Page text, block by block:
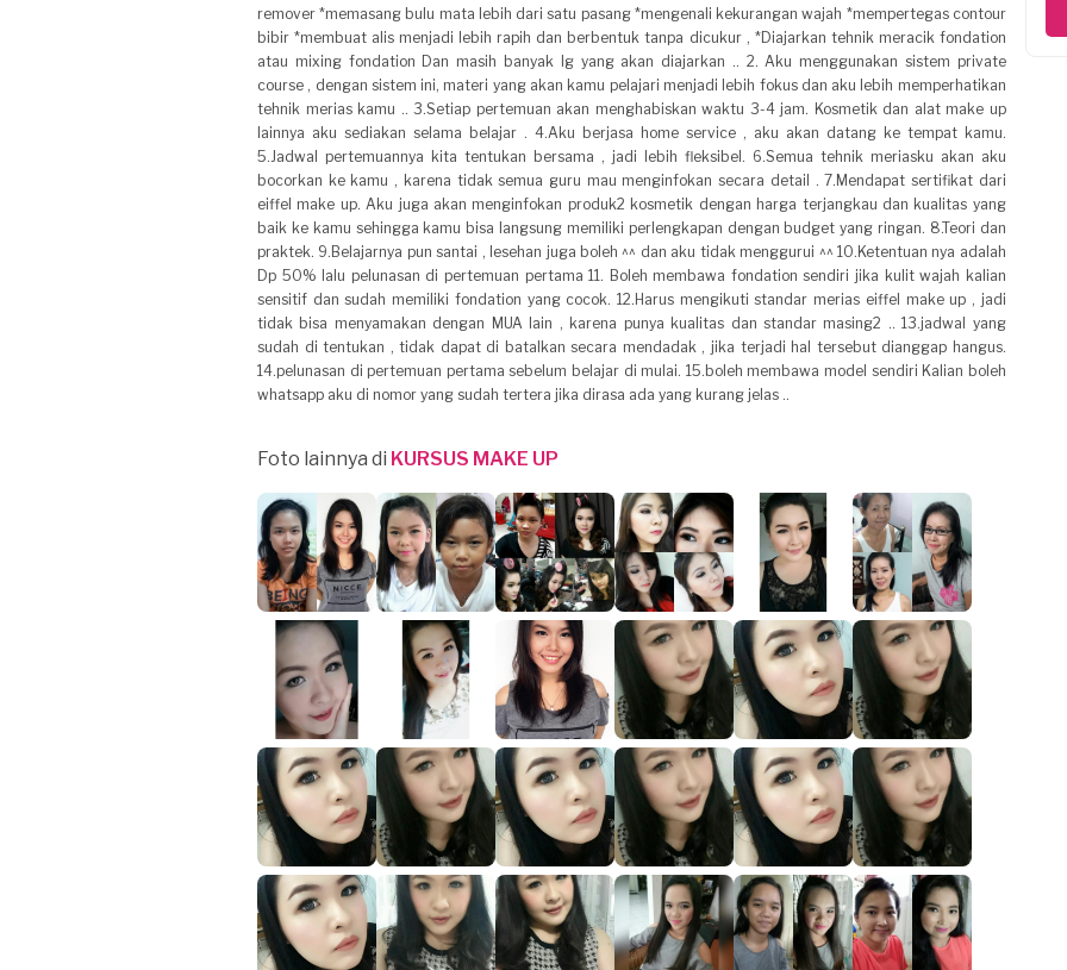
remover *memasang bulu mata lebih dari satu pasang *mengenali kekurangan wajah *mempertegas contour
bibir *membuat alis menjadi lebih rapih dan berbentuk tanpa dicukur , *Diajarkan tehnik meracik fondation
atau mixing fondation Dan masih banyak lg yang akan diajarkan .. 2. Aku menggunakan sistem private
course , dengan sistem ini, materi yang akan kamu pelajari menjadi lebih fokus dan aku lebih memperhatikan
tehnik merias kamu .. 3.Setiap pertemuan akan menghabiskan waktu 3-4 jam. Kosmetik dan alat make up
lainnya aku sediakan selama belajar . 4.Aku berjasa home service , aku akan datang ke tempat kamu.
5.Jadwal pertemuannya kita tentukan bersama , jadi lebih fleksibel. 6.Semua tehnik meriasku akan aku
bocorkan ke kamu , karena tidak semua guru mau menginfokan secara detail . 7.Mendapat sertifikat dari
eiffel make up. Aku juga akan menginfokan produk2 kosmetik dengan harga terjangkau dan kualitas yang
baik ke kamu sehingga kamu bisa langsung memiliki perlengkapan dengan budget yang ringan. 8.Teori dan
praktek. 9.Belajarnya pun santai , lesehan juga boleh ^^ dan aku tidak menggurui ^^ 10.Ketentuan nya adalah
Dp 50% lalu pelunasan di pertemuan pertama 11. Boleh membawa fondation sendiri jika kulit wajah kalian
sensitif dan sudah memiliki fondation yang cocok. 12.Harus mengikuti standar merias eiffel make up , jadi
tidak bisa menyamakan dengan MUA lain , karena punya kualitas dan standar masing2 .. 13.jadwal yang
sudah di tentukan , tidak dapat di batalkan secara mendadak , jika terjadi hal tersebut dianggap hangus.
14.pelunasan di pertemuan pertama sebelum belajar di mulai. 15.boleh membawa model sendiri Kalian boleh
whatsapp aku di nomor yang sudah tertera jika dirasa ada yang kurang jelas ..
Foto lainnya di KURSUS MAKE UP